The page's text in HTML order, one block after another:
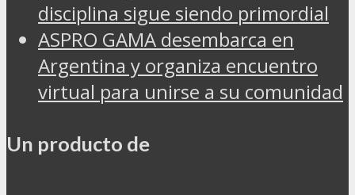
disciplina sigue siendo primordial
ASPRO GAMA desembarca en
Argentina y organiza encuentro
virtual para unirse a su comunidad
Un producto de